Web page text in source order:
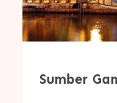
Sumber